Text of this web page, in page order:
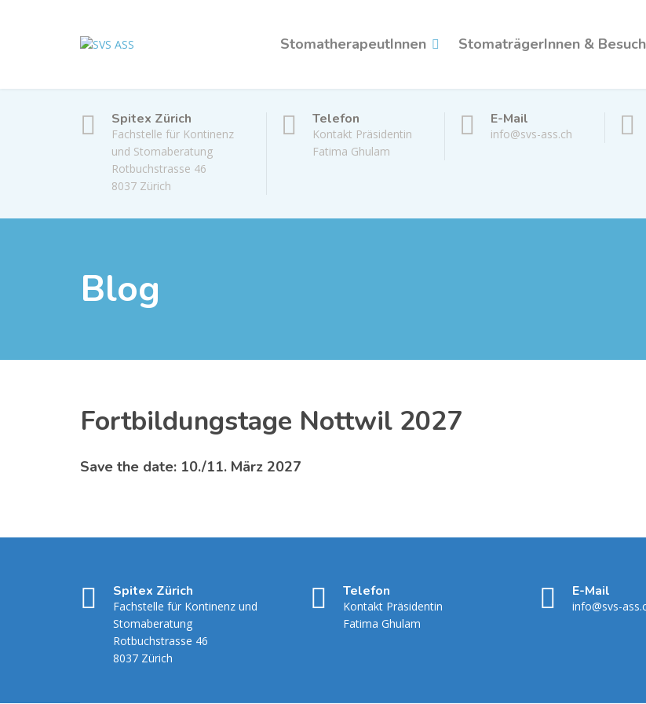
StomatherapeutInnen StomaträgerInnen &
Spitex Zürich
Fachstelle für Kontinenz
und Stomaberatung
Rotbuchstrasse 46
8037 Zürich
Telefon
Kontakt Präsidentin
Fatima Ghulam
E-Mail
info@svs-ass.ch
Blog
Fortbildungstage Nottwil 2027
Save the date: 10./11. März 2027
Spitex Zürich
Fachstelle für Kontinenz und
Stomaberatung
Rotbuchstrasse 46
8037 Zürich
Telefon
Kontakt Präsidentin
Fatima Ghulam
E-Mail
info@svs-